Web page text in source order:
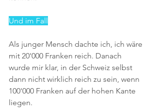
Und im Fall
Als junger Mensch dachte ich, ich wäre
mit 20'000 Franken reich. Danach
wurde mir klar, in der Schweiz selbst
dann nicht wirklich reich zu sein, wenn
100'000 Franken auf der hohen Kante
liegen.